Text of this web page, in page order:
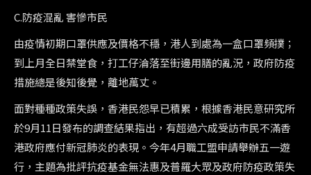
C.防疫混亂 害慘市民
由疫情初期口罩供應及價格不穩，港人到處為一盒口罩頻撲；
到上月全日禁堂食，打工仔淪落至街邊用膳的亂況，政府防疫
措施總是後知後覺，離地萬丈。
面對種種政策失誤，香港民怨早已積累，根據香港民意研究所
於9月11日發布的調查結果指出，有超過六成受訪市民不滿香
港政府應付新冠肺炎的表現。今年4月職工盟申請舉辦五一遊
行，主題為批評抗疫基金無法惠及普羅大眾及政府防疫政策失